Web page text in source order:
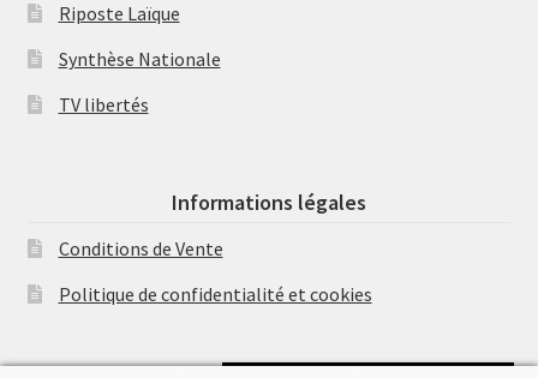
Riposte Laïque
Synthèse Nationale
TV libertés
Informations légales
Conditions de Vente
Politique de confidentialité et cookies